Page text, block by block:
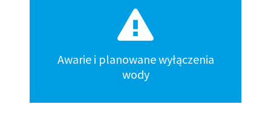
Awarie i planowane wyłączenia
wody